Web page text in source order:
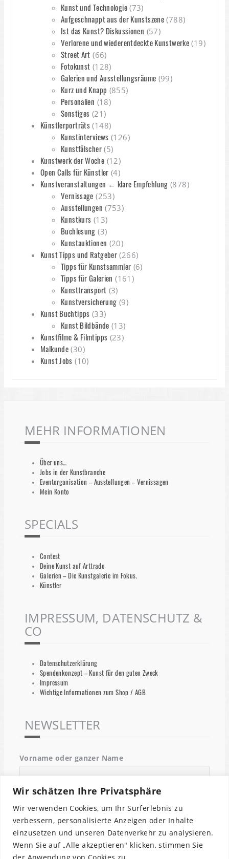
Wir schätzen Ihre Privatsphäre
Wir verwenden Cookies, um Ihr Surferlebnis zu
verbessern, personalisierte Anzeigen oder Inhalte
einzusetzen und unseren Datenverkehr zu analysieren.
Wenn Sie auf „Alle akzeptieren" klicken, stimmen Sie
der Anwendung von Cookies zu.
Kunst und Technologie(73)
Aufgeschnappt aus der Kunstszene (788)
Ist das Kunst? Diskussionen (57)
Verlorene und wiederentdeckte Kunstwerke (19)
Street Art (66)
Fotokunst (128)
Galerien und Ausstellungsräume (99)
Kurz und Knapp (855)
Personalien (18)
Sonstiges (21)
Künstlerporträts (148)
Kunstinterviews (126)
Kunstfälscher(5)
Kunstwerk der Woche (12)
Open Calls für Künstler (4)
Kunstveranstaltungen ← klare Empfehlung (878)
Vernissage (253)
Ausstellungen (753)
Kunstkurs (13)
Buchlesung (3)
Kunstauktionen (20)
Kunst Tipps und Ratgeber (266)
Tipps für Kunstsammler (6)
Tipps für Galerien (161)
Kunsttransport (3)
Kunstversicherung (9)
Kunst Buchtipps (33)
Kunst Bildbände (13)
Kunstfilme & Filmtipps (23)
Malkunde (30)
Kunst Jobs (10)
MEHR INFORMATIONEN
Über uns…
Jobs in der Kunstbranche
Eventorganisation – Ausstellungen – Vernissagen
Mein Konto
SPECIALS
Contest
Deine Kunst auf Arttrado
Galerien – Die Kunstgalerie im Fokus.
Künstler
IMPRESSUM, DATENSCHUTZ &
CO
Datenschutzerklärung
Spendenkonzept – Kunst für den guten Zweck
Impressum
Wichtige Informationen zum Shop / AGB
NEWSLETTER
Vorname oder ganzer Name
Email
Indem Du fortfährst, akzeptierst Du unsere
Datenschutzerklärung.